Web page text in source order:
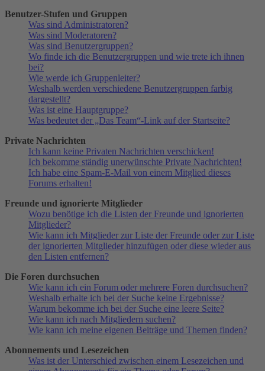
Benutzer-Stufen und Gruppen
Was sind Administratoren?
Was sind Moderatoren?
Was sind Benutzergruppen?
Wo finde ich die Benutzergruppen und wie trete ich ihnen
bei?
Wie werde ich Gruppenleiter?
Weshalb werden verschiedene Benutzergruppen farbig
dargestellt?
Was ist eine Hauptgruppe?
Was bedeutet der „Das Team“-Link auf der Startseite?
Private Nachrichten
Ich kann keine Privaten Nachrichten verschicken!
Ich bekomme ständig unerwünschte Private Nachrichten!
Ich habe eine Spam-E-Mail von einem Mitglied dieses
Forums erhalten!
Freunde und ignorierte Mitglieder
Wozu benötige ich die Listen der Freunde und ignorierten
Mitglieder?
Wie kann ich Mitglieder zur Liste der Freunde oder zur Liste
der ignorierten Mitglieder hinzufügen oder diese wieder aus
den Listen entfernen?
Die Foren durchsuchen
Wie kann ich ein Forum oder mehrere Foren durchsuchen?
Weshalb erhalte ich bei der Suche keine Ergebnisse?
Warum bekomme ich bei der Suche eine leere Seite?
Wie kann ich nach Mitgliedern suchen?
Wie kann ich meine eigenen Beiträge und Themen finden?
Abonnements und Lesezeichen
Was ist der Unterschied zwischen einem Lesezeichen und